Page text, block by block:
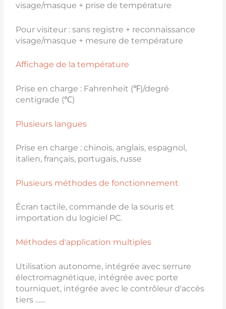
visage/masque + prise de température
Pour visiteur : sans registre + reconnaissance
visage/masque + mesure de température
Affichage de la température
Prise en charge : Fahrenheit (℉)/degré
centigrade (℃)
Plusieurs langues
Prise en charge : chinois, anglais, espagnol,
italien, français, portugais, russe
Plusieurs méthodes de fonctionnement
Écran tactile, commande de la souris et
importation du logiciel PC.
Méthodes d'application multiples
Utilisation autonome, intégrée avec serrure
électromagnétique, intégrée avec porte
tourniquet, intégrée avec le contrôleur d'accès
tiers ……